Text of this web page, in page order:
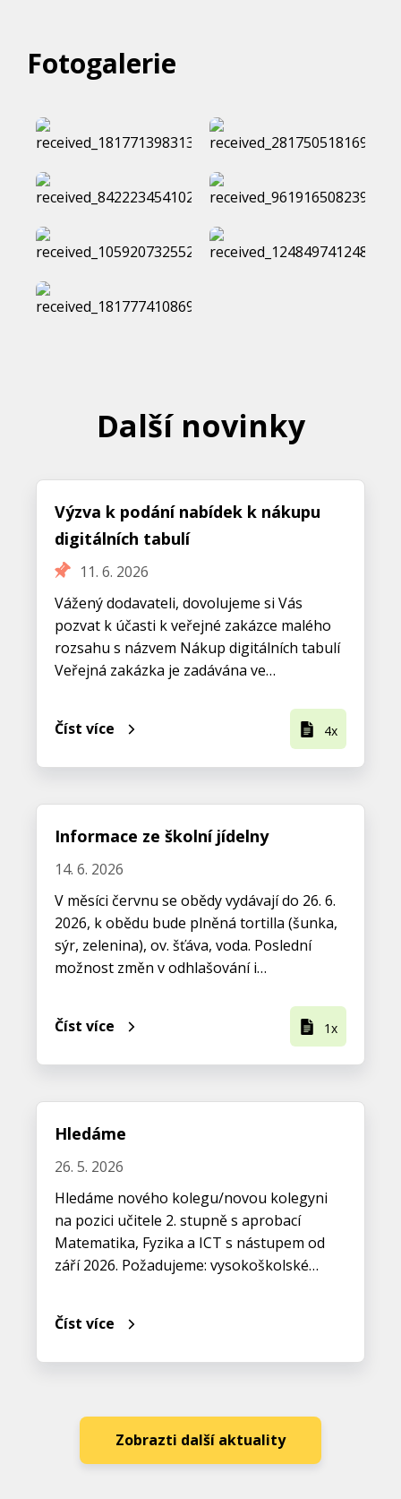
Fotogalerie
Další novinky
Výzva k podání nabídek k nákupu
digitálních tabulí
11. 6. 2026
Vážený dodavateli, dovolujeme si Vás
pozvat k účasti k veřejné zakázce malého
rozsahu s názvem Nákup digitálních tabulí
Veřejná zakázka je zadávána ve…
Číst více 4x
Informace ze školní jídelny
14. 6. 2026
V měsíci červnu se obědy vydávají do 26. 6.
2026, k obědu bude plněná tortilla (šunka,
sýr, zelenina), ov. šťáva, voda. Poslední
možnost změn v odhlašování i…
Číst více 1x
Hledáme
26. 5. 2026
Hledáme nového kolegu/novou kolegyni
na pozici učitele 2. stupně s aprobací
Matematika, Fyzika a ICT s nástupem od
září 2026. Požadujeme: vysokoškolské…
Číst více
Zobrazti další aktuality